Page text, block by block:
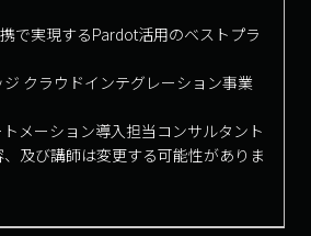
で実現するPardot活用のベストプラ
クラウドインテグレーション事業
メーション導入担当コンサルタント
及び講師は変更する可能性がありま